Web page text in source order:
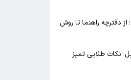
دفترچه راهنما تا روش
نکات طلایی تمیز